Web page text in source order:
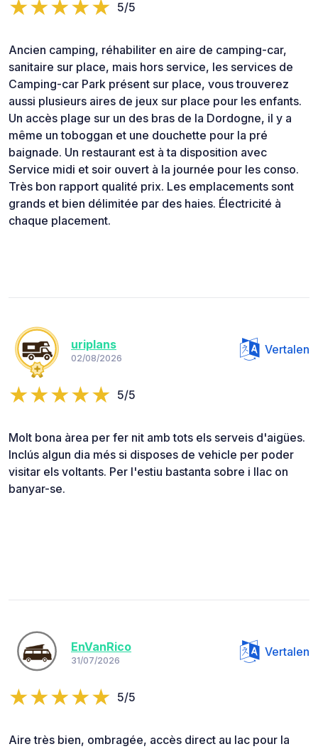
5/5
Ancien camping, réhabiliter en aire de camping-car,
sanitaire sur place, mais hors service, les services de
Camping-car Park présent sur place, vous trouverez
aussi plusieurs aires de jeux sur place pour les enfants.
Un accès plage sur un des bras de la Dordogne, il y a
même un toboggan et une douchette pour la pré
baignade. Un restaurant est à ta disposition avec
Service midi et soir ouvert à la journée pour les conso.
Très bon rapport qualité prix. Les emplacements sont
grands et bien délimitée par des haies. Électricité à
chaque placement.
uriplans
02/08/2026
Vertalen
5/5
Molt bona àrea per fer nit amb tots els serveis d'aigües.
Inclús algun dia més si disposes de vehicle per poder
visitar els voltants. Per l'estiu bastanta sobre i llac on
banyar-se.
EnVanRico
31/07/2026
Vertalen
5/5
Aire très bien, ombragée, accès direct au lac pour la